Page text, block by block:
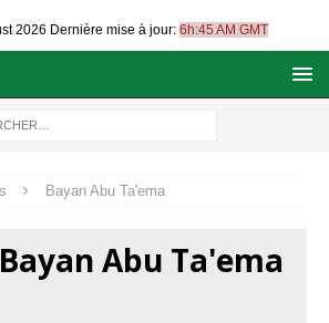
2026 Dernière mise à jour: 6h:45 AM GMT
Bayan Abu Ta'ema
Bayan Abu Ta'ema